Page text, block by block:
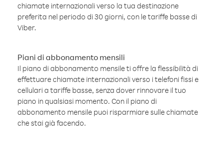
chiamate internazionali verso la tua destinazione
preferita nel periodo di 30 giorni, con le tariffe basse di
Viber.
Piani di abbonamento mensili
Il piano di abbonamento mensile ti offre la flessibilità di
effettuare chiamate internazionali verso i telefoni fissi e
cellulari a tariffe basse, senza dover rinnovare il tuo
piano in qualsiasi momento. Con il piano di
abbonamento mensile puoi risparmiare sulle chiamate
che stai già facendo.